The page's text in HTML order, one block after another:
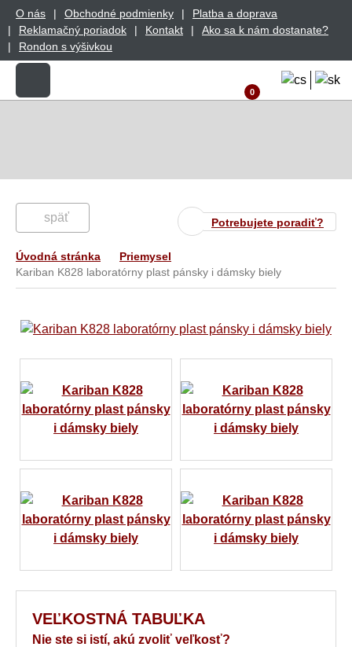
O nás Obchodné podmienky
Platba a doprava
Reklamačný poriadok
Kontakt
Ako sa k nám dostanate?
Rondon s výšivkou
0
Potrebujete poradiť?
späť
Úvodná stránka
Priemysel
Kariban K828 laboratórny plast pánsky i dámsky biely
VEĽKOSTNÁ TABUĽKA
Nie ste si istí, akú zvoliť veľkosť?